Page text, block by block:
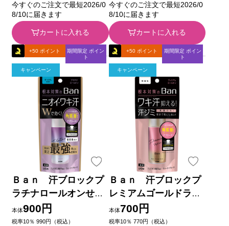
今すぐのご注文で最短2026/0
8/10に届きます
カートに入れる
今すぐのご注文で最短2026/0
8/10に届きます
カートに入れる
+50 ポイント
期間限定 ポイン
ト
キャンペーン
Ｂａｎ 汗ブロックプ
ラチナロールオンせっ
けん ４０ｍｌ ライオ
ン (医薬部外品)
本体900円
税率10％ 990円（税込）
+50 ポイント
期間限定 ポイン
ト
キャンペーン
Ｂａｎ 汗ブロックプ
レミアムゴールドラベ
ル無香性 ４０ｍｌ ラ
イオン (医薬部外品)
本体700円
税率10％ 770円（税込）